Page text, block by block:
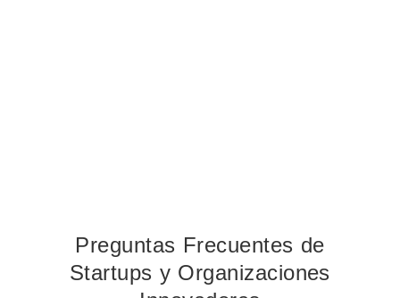
Preguntas Frecuentes de
Startups y Organizaciones